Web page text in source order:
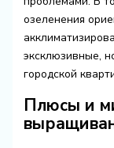
озеленения
эксклюзивные,
городской
Плюсы и